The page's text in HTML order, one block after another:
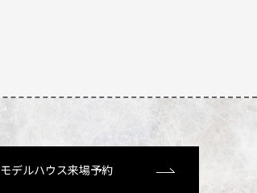
モデルハウス来場予約